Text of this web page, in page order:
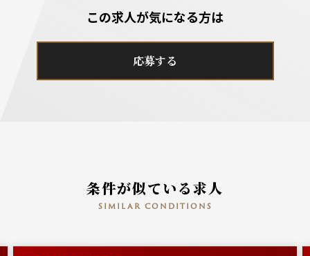
この求人が気になる方は
応募する
条件が似ている求人
similar conditions